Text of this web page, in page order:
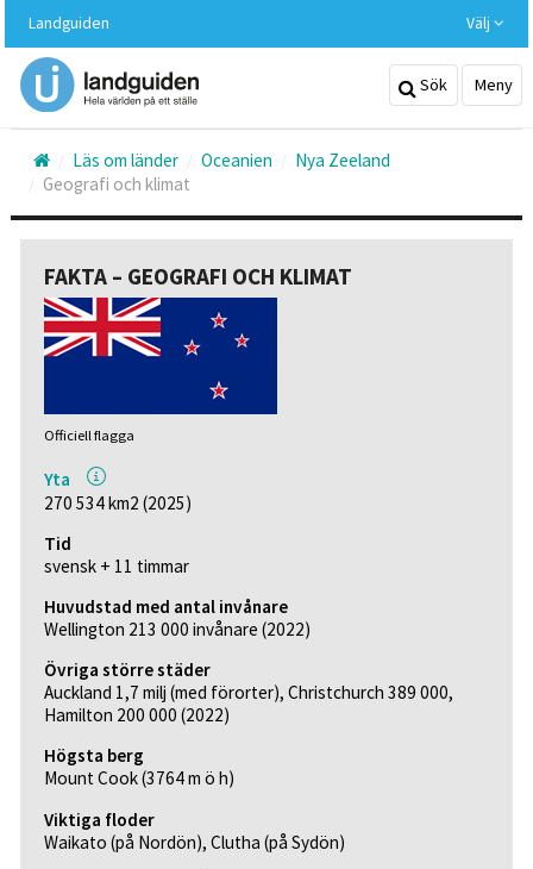
huvudinnehållet
Landguiden Välj
Sök Meny
Läs om länder Oceanien
Nya Zeeland
Geografi och klimat
FAKTA – GEOGRAFI OCH KLIMAT
Officiell flagga
Yta
270 534 km2 (2025)
Tid
svensk + 11 timmar
Huvudstad med antal invånare
Wellington 213 000 invånare (2022)
Övriga större städer
Auckland 1,7 milj (med förorter), Christchurch 389 000,
Hamilton 200 000 (2022)
Högsta berg
Mount Cook (3764 m ö h)
Viktiga floder
Waikato (på Nordön), Clutha (på Sydön)